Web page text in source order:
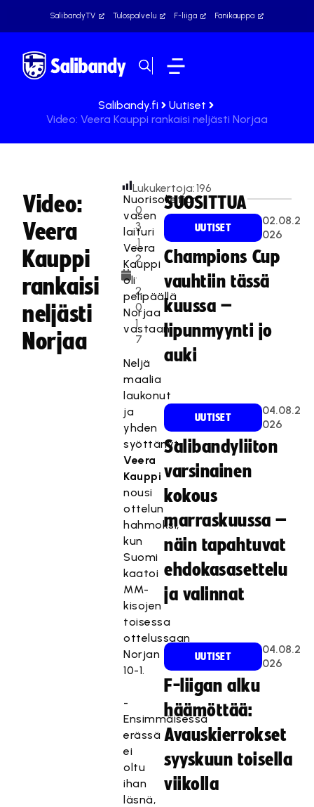
SalibandyTV Tulospalvelu F-liiga Fanikauppa
Salibandy.fi
Uutiset
Video: Veera Kauppi rankaisi neljästi Norjaa
Video:
Veera
Kauppi
rankaisi
neljästi
Norjaa
0
3
.1
2
.
2
0
1
7
Lukukertoja:196
Nuorisoketjun
vasen
laituri
Veera
Kauppi
oli
pelipäällä
Norjaa
vastaan.
Neljä
maalia
laukonut
ja
yhden
syöttänyt
Veera
Kauppi
nousi
ottelun
hahmoksi,
kun
Suomi
kaatoi
MM-
kisojen
toisessa
ottelussaan
Norjan
10-1.
-
Ensimmäisessä
erässä
ei
oltu
ihan
läsnä,
T
ä
m
SUOSITTUA
UUTISET
02.08.2
026
Champions Cup
vauhtiin tässä
kuussa –
lipunmyynti jo
auki
UUTISET
04.08.2
026
Salibandyliiton
varsinainen
kokous
marraskuussa –
näin tapahtuvat
ehdokasasettelu
ja valinnat
UUTISET
04.08.2
026
F-liigan alku
häämöttää:
Avauskierrokset
syyskuun toisella
viikolla